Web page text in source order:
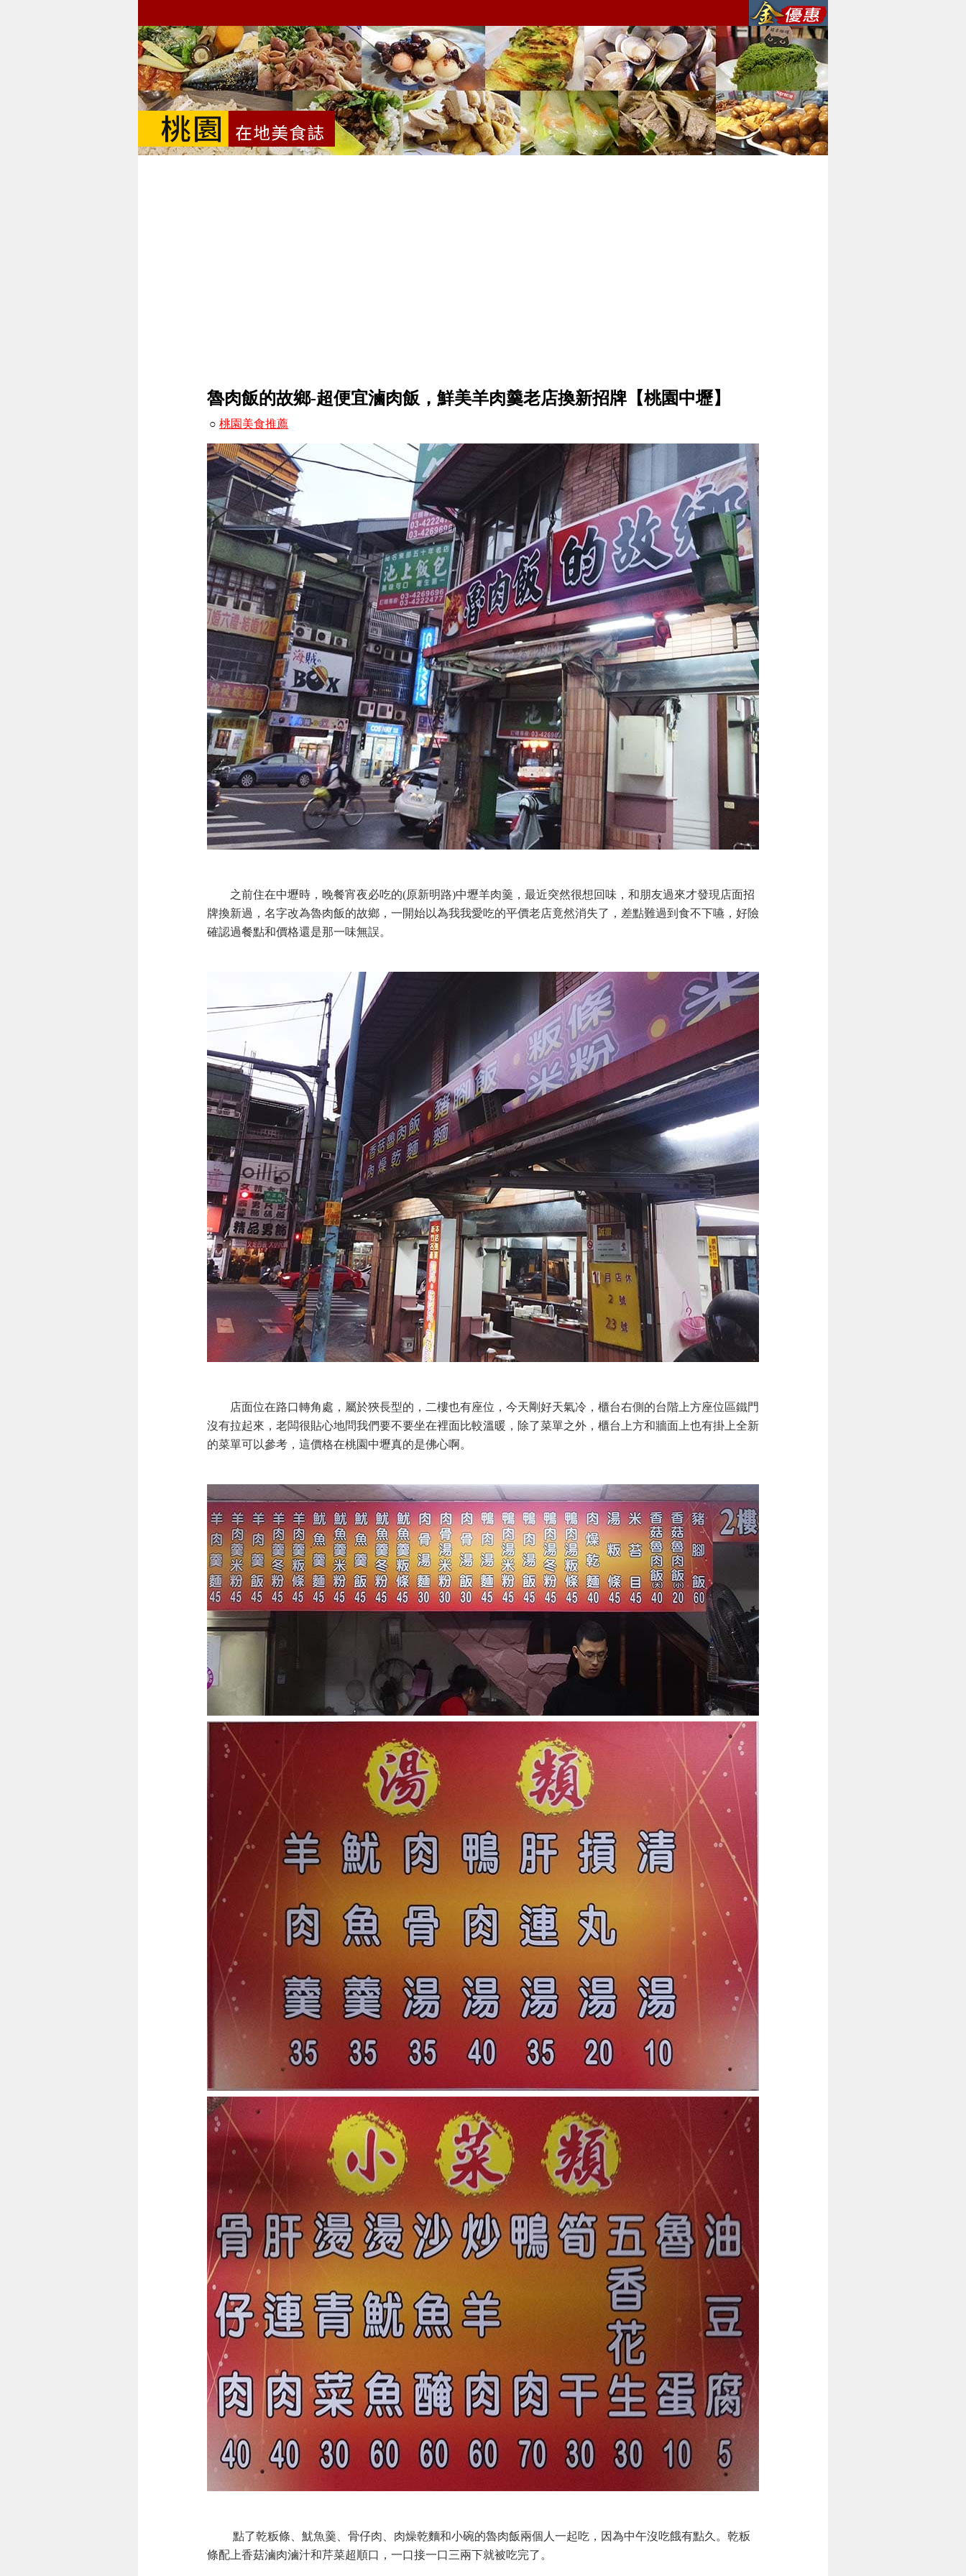
魯肉飯的故鄉-超便宜滷肉飯，鮮美羊肉羹老店換新招牌【桃園中壢】
○ 桃園美食推薦
之前住在中壢時，晚餐宵夜必吃的(原新明路)中壢羊肉羹，最近突然很想回味，和朋友過來才發現店面招
牌換新過，名字改為魯肉飯的故鄉，一開始以為我我愛吃的平價老店竟然消失了，差點難過到食不下嚥，好險
確認過餐點和價格還是那一味無誤。
店面位在路口轉角處，屬於狹長型的，二樓也有座位，今天剛好天氣冷，櫃台右側的台階上方座位區鐵門
沒有拉起來，老闆很貼心地問我們要不要坐在裡面比較溫暖，除了菜單之外，櫃台上方和牆面上也有掛上全新
的菜單可以參考，這價格在桃園中壢真的是佛心啊。
點了乾粄條、魷魚羹、骨仔肉、肉燥乾麵和小碗的魯肉飯兩個人一起吃，因為中午沒吃餓有點久。乾粄
條配上香菇滷肉滷汁和芹菜超順口，一口接一口三兩下就被吃完了。